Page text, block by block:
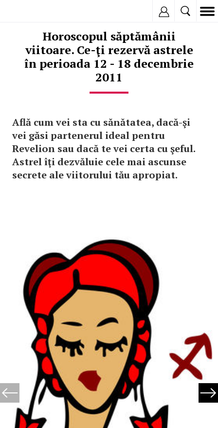
Horoscopul săptămânii
viitoare. Ce-ţi rezervă astrele
în perioada 12 - 18 decembrie
2011
Află cum vei sta cu sănătatea, dacă-şi
vei găsi partenerul ideal pentru
Revelion sau dacă te vei certa cu şeful.
Astrel îţi dezvăluie cele mai ascunse
secrete ale viitorului tău apropiat.